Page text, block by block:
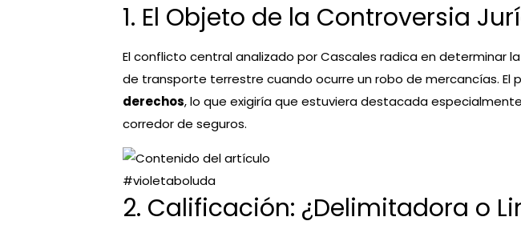
1. El Objeto de la Controversia
El conflicto central analizado por Cascales radica en determinar
de transporte terrestre cuando ocurre un robo de mercancías. El
derechos, lo que exigiría que estuviera destacada
corredor de seguros.
#violetaboluda
2. Calificación: ¿Delimitadora o